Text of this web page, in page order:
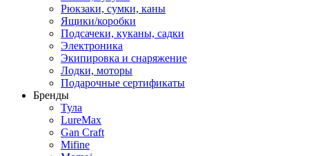
Рюкзаки, сумки, каны
Ящики/коробки
Подсачеки, куканы, садки
Электроника
Экипировка и снаряжение
Лодки, моторы
Подарочные сертификаты
Бренды
Тула
LureMax
Gan Craft
Mifine